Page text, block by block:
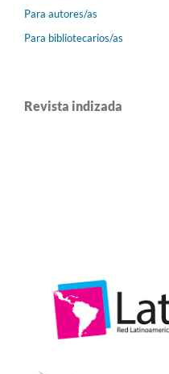
Para autores/as
Para bibliotecarios/as
Revista indizada